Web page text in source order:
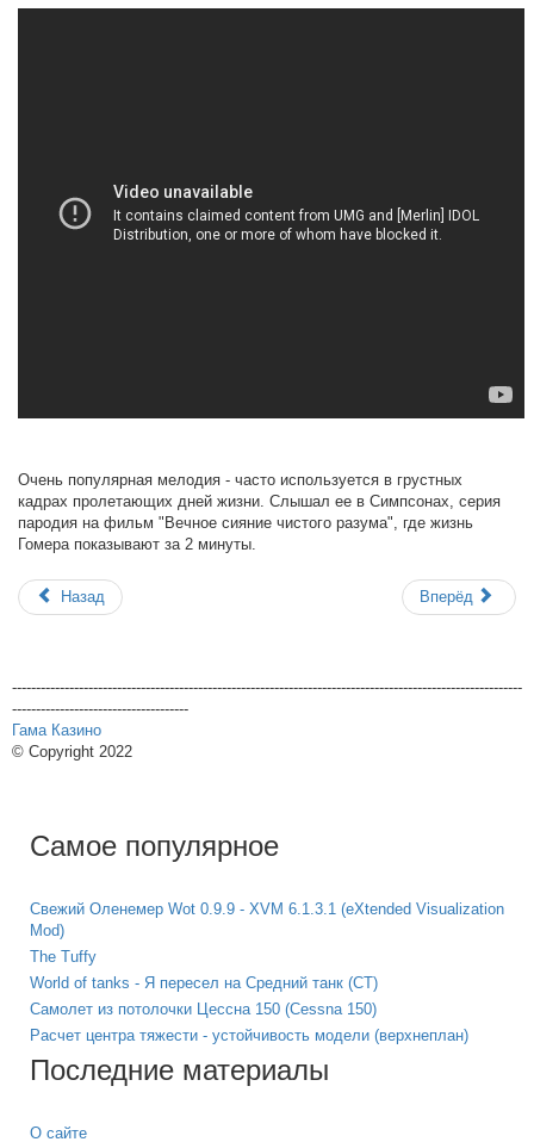
Очень популярная мелодия - часто используется в грустных
кадрах пролетающих дней жизни. Слышал ее в Симпсонах, серия
пародия на фильм "Вечное сияние чистого разума", где жизнь
Гомера показывают за 2 минуты.
Назад Вперёд
-----------------------------------------------------------------------------------------------------------
-------------------------------------
Гама Казино
© Copyright 2022
Самое популярное
Свежий Оленемер Wot 0.9.9 - XVM 6.1.3.1 (eXtended Visualization
Mod)
The Tuffy
World of tanks - Я пересел на Средний танк (СТ)
Самолет из потолочки Цессна 150 (Cessna 150)
Расчет центра тяжести - устойчивость модели (верхнеплан)
Последние материалы
О сайте